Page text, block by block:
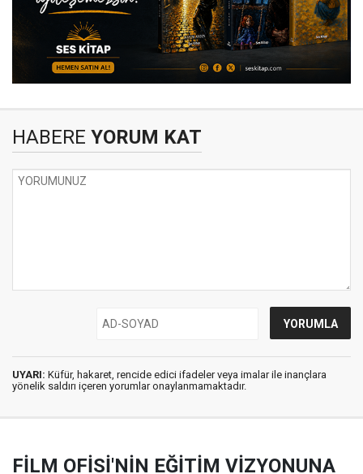
HABERE YORUM KAT
UYARI: Küfür, hakaret, rencide edici ifadeler veya imalar ile inançlara
yönelik saldırı içeren yorumlar onaylanmamaktadır.
FİLM OFİSİ'NİN EĞİTİM VİZYONUNA